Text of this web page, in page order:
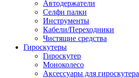
Автодержатели
Селфи палки
Инструменты
Кабели/Переходники
Чистящие средства
Гироскутеры
Гироскутер
Моноколесо
Аксессуары для гироскутера